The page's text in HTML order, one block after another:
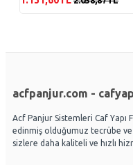
acfpanjur.com -
Acf Panjur Sistemleri Caf Yapı
edinmiş olduğumuz tecrübe
sizlere daha kaliteli ve hızlı